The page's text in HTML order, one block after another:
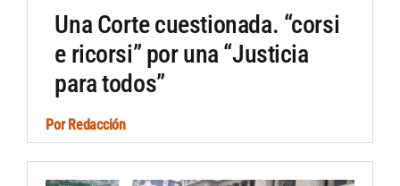
Una Corte cuestionada. “corsi
e ricorsi” por una “Justicia
para todos”
Por Redacción